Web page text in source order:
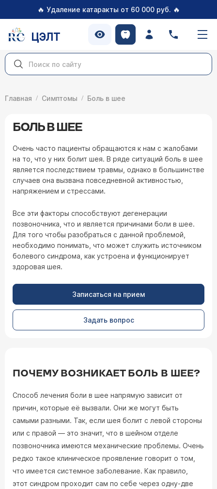
🔥 Удаление катаракты от 60 000 руб. 🔥
ЦЭЛТ
Главная Симптомы Боль в шее
БОЛЬ В ШЕЕ
Очень часто пациенты обращаются к нам с жалобами
на то, что у них болит шея. В ряде ситуаций боль в шее
является последствием травмы, однако в большинстве
случаев она вызвана повседневной активностью,
напряжением и стрессами.
Все эти факторы способствуют дегенерации
позвоночника, что и является причинами боли в шее.
Для того чтобы разобраться с данной проблемой,
необходимо понимать, что может служить источником
болевого синдрома, как устроена и функционирует
здоровая шея.
Записаться на прием
Задать вопрос
ПОЧЕМУ ВОЗНИКАЕТ БОЛЬ В ШЕЕ?
Способ лечения боли в шее напрямую зависит от
причин, которые её вызвали. Они же могут быть
самыми разными. Так, если шея болит с левой стороны
или с правой — это значит, что в шейном отделе
позвоночника имеются механические проблемы. Очень
редко такое клиническое проявление говорит о том,
что имеется системное заболевание. Как правило,
этот синдром проходит сам по себе через одну-две